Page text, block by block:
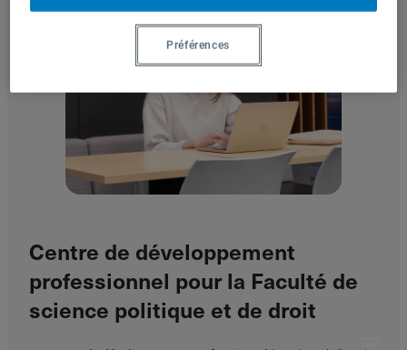
Admission
Centre de développement
professionnel pour la Faculté de
science politique et de droit
Préférences